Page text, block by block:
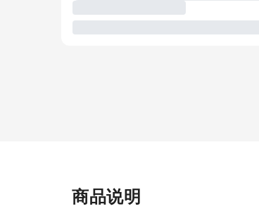
商品说明